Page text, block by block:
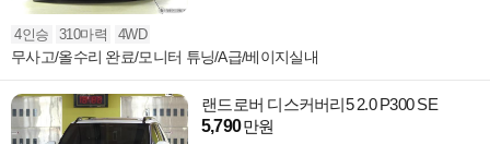
4인승 310마력 4WD
무사고/올수리 완료/모니터 튜닝/A급/베이지실내
랜드로버 디스커버리5 2.0 P300 SE
5,790만원